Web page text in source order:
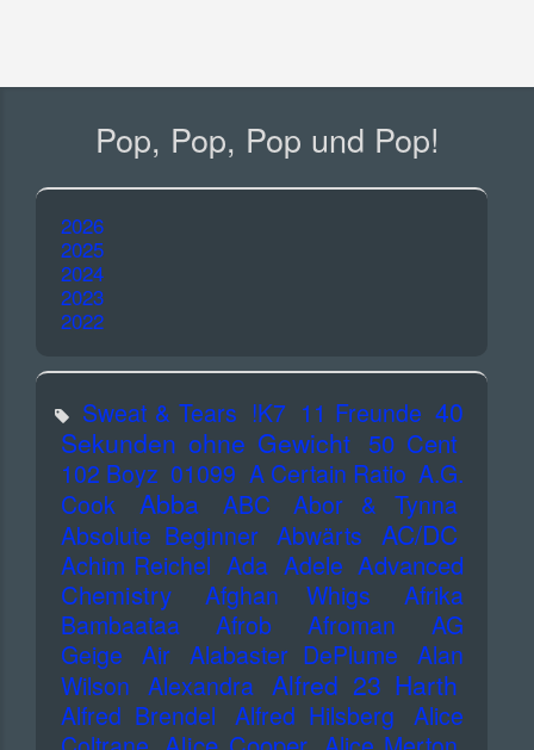
Pop, Pop, Pop und Pop!
2026
2025
2024
2023
2022
Sweat & Tears !K7 11 Freunde 40
Sekunden ohne Gewicht 50 Cent
102 Boyz 01099 A Certain Ratio A.G.
Cook
Abba ABC
Abor & Tynna
Absolute Beginner Abwärts AC/DC
Achim Reichel Ada Adele Advanced
Chemistry
Afghan Whigs
Afrika
Bambaataa
Afrob Afroman
AG
Geige
Air Alabaster DePlume
Alan
Wilson Alexandra Alfred 23 Harth
Alfred Brendel Alfred Hilsberg
Alice